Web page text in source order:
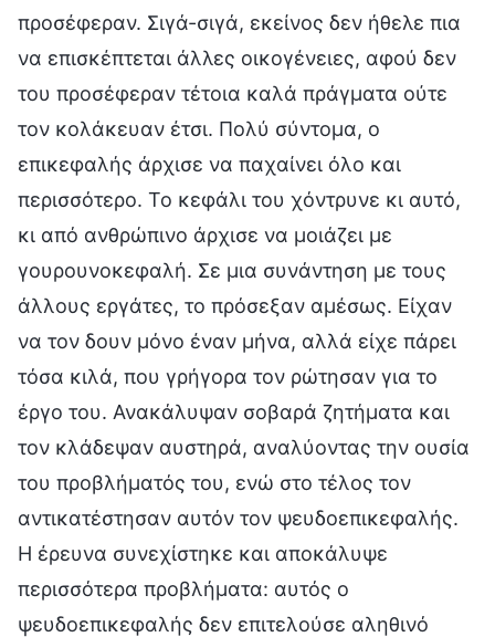
προσέφεραν. Σιγά-σιγά, εκείνος δεν ήθελε πια
να επισκέπτεται άλλες οικογένειες, αφού δεν
του προσέφεραν τέτοια καλά πράγματα ούτε
τον κολάκευαν έτσι. Πολύ σύντομα, ο
επικεφαλής άρχισε να παχαίνει όλο και
περισσότερο. Το κεφάλι του χόντρυνε κι αυτό,
κι από ανθρώπινο άρχισε να μοιάζει με
γουρουνοκεφαλή. Σε μια συνάντηση με τους
άλλους εργάτες, το πρόσεξαν αμέσως. Είχαν
να τον δουν μόνο έναν μήνα, αλλά είχε πάρει
τόσα κιλά, που γρήγορα τον ρώτησαν για το
έργο του. Ανακάλυψαν σοβαρά ζητήματα και
τον κλάδεψαν αυστηρά, αναλύοντας την ουσία
του προβλήματός του, ενώ στο τέλος τον
αντικατέστησαν αυτόν τον ψευδοεπικεφαλής.
Η έρευνα συνεχίστηκε και αποκάλυψε
περισσότερα προβλήματα: αυτός ο
ψευδοεπικεφαλής δεν επιτελούσε αληθινό